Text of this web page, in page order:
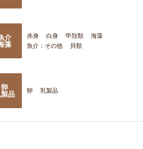
介
藻
赤身 白身 甲殻類
海藻
魚介：その他
貝類
卵
品
卵 乳製品